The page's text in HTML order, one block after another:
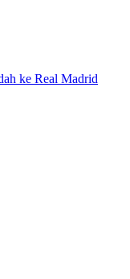
ke Real Madrid